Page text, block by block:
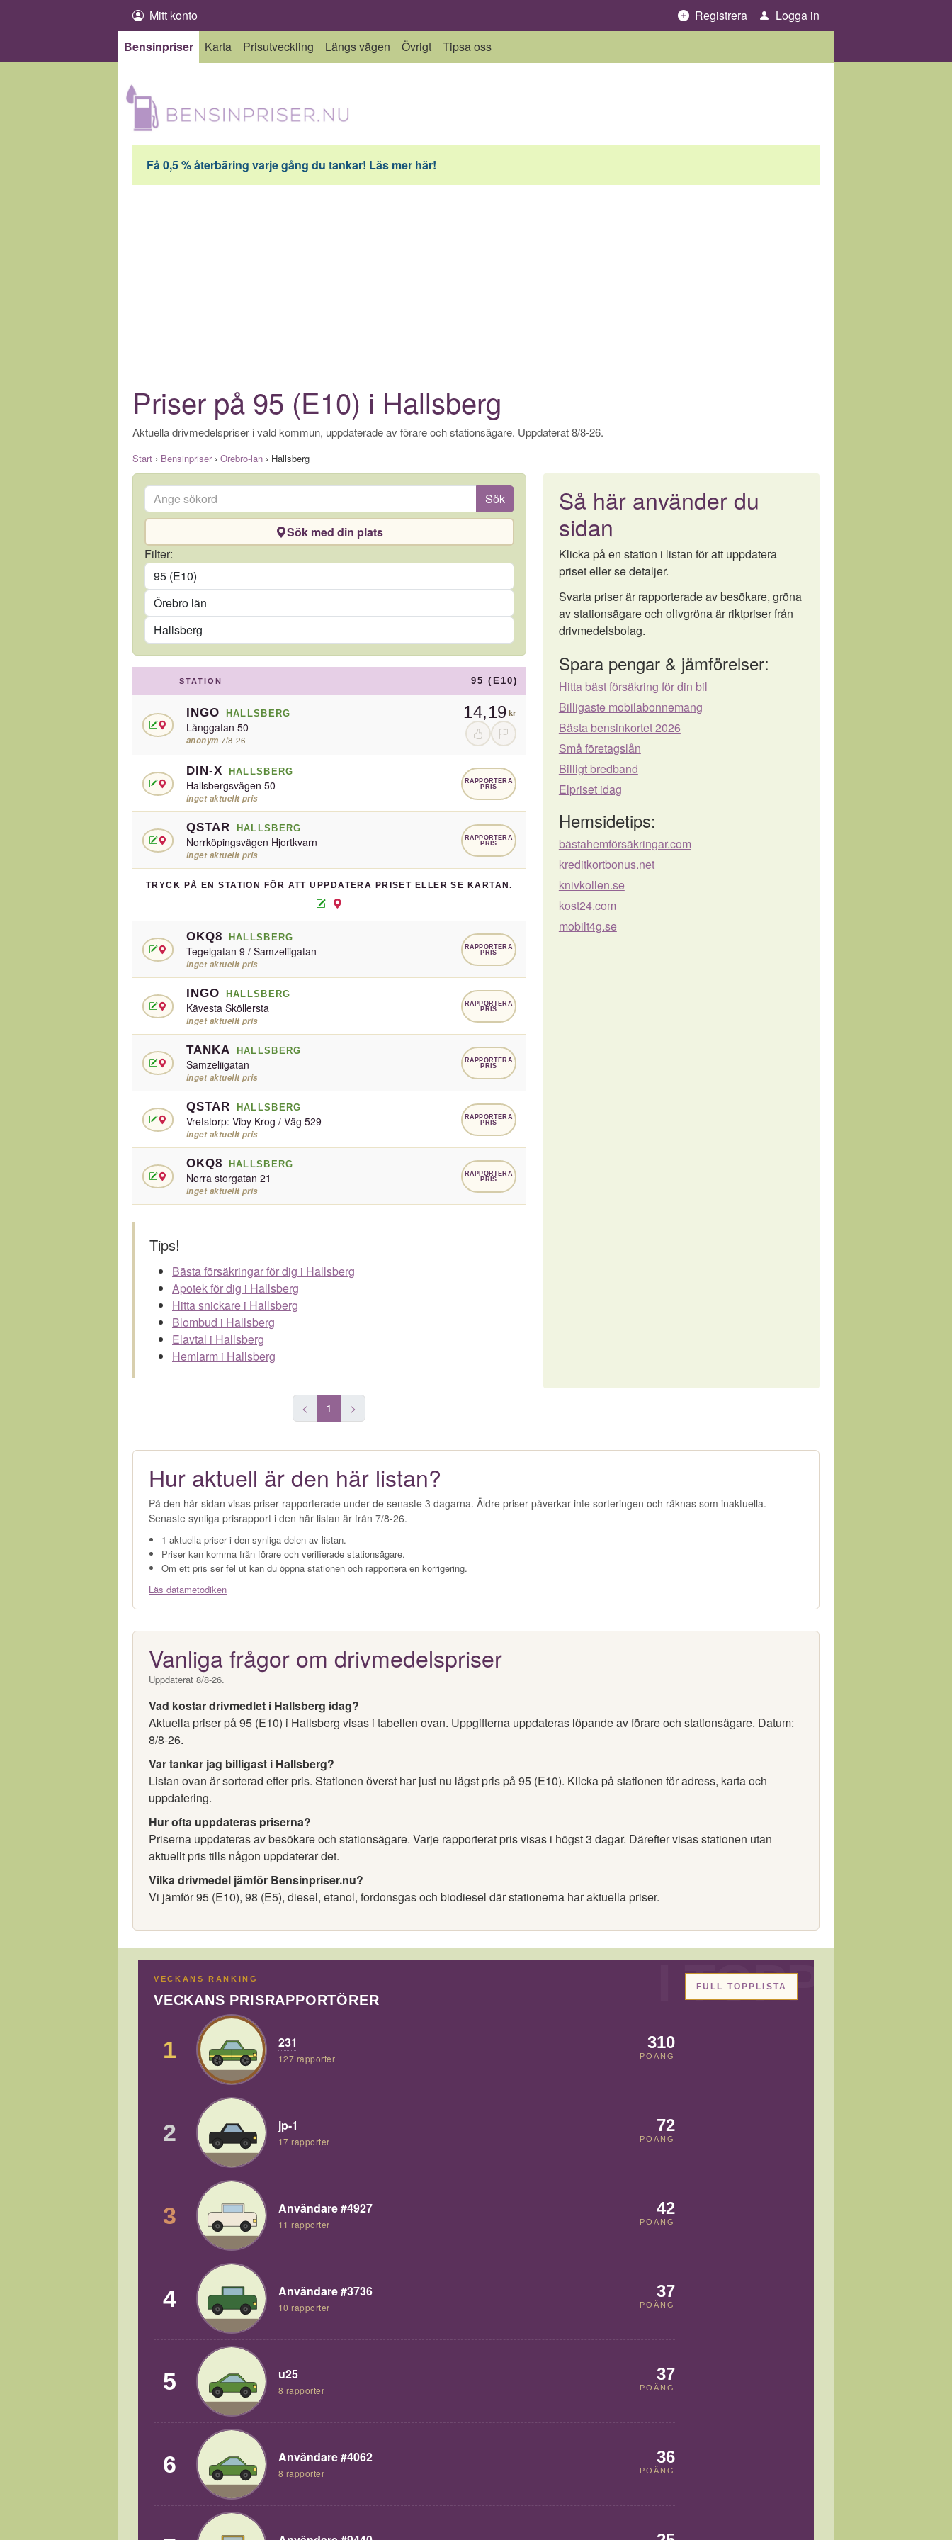
Mitt konto Registrera
Logga in
Bensinpriser
Karta Prisutveckling Längs vägen Övrigt Tipsa oss
Få 0,5 % återbäring varje gång du tankar! Läs mer här!
Priser på 95 (E10) i Hallsberg
Aktuella drivmedelspriser i vald kommun, uppdaterade av förare och stationsägare. Uppdaterat 8/8-26.
Start › Bensinpriser› Orebro-lan › Hallsberg
Ange sökord Sök
Sök med din plats
Filter:
Län
Kommun
STATION 95 (E10)
INGO HALLSBERG
Långgatan 50
anonym·7/8-26
14,19 kr
DIN-X HALLSBERG
Hallsbergsvägen 50
inget aktuellt pris
RAPPORTERA
PRIS
QSTAR HALLSBERG
Norrköpingsvägen Hjortkvarn
inget aktuellt pris
RAPPORTERA
PRIS
TRYCK PÅ EN STATION FÖR ATT UPPDATERA PRISET ELLER SE KARTAN.
OKQ8 HALLSBERG
Tegelgatan 9 / Samzeliigatan
inget aktuellt pris
RAPPORTERA
PRIS
INGO HALLSBERG
Kävesta Sköllersta
inget aktuellt pris
RAPPORTERA
PRIS
TANKA HALLSBERG
Samzeliigatan
inget aktuellt pris
RAPPORTERA
PRIS
QSTAR HALLSBERG
Vretstorp: Viby Krog / Väg 529
inget aktuellt pris
RAPPORTERA
PRIS
OKQ8 HALLSBERG
Norra storgatan 21
inget aktuellt pris
RAPPORTERA
PRIS
Tips!
Bästa försäkringar för dig i Hallsberg
Apotek för dig i Hallsberg
Hitta snickare i Hallsberg
Blombud i Hallsberg
Elavtal i Hallsberg
Hemlarm i Hallsberg
< 1 >
Så här använder du
sidan
Klicka på en station i listan för att uppdatera
priset eller se detaljer.
Svarta priser är rapporterade av besökare, gröna
av stationsägare och olivgröna är riktpriser från
drivmedelsbolag.
Spara pengar & jämförelser:
Hitta bäst försäkring för din bil
Billigaste mobilabonnemang
Bästa bensinkortet 2026
Små företagslån
Billigt bredband
Elpriset idag
Hemsidetips:
bästahemförsäkringar.com
kreditkortbonus.net
knivkollen.se
kost24.com
mobilt4g.se
Hur aktuell är den här listan?
På den här sidan visas priser rapporterade under de senaste 3 dagarna. Äldre priser påverkar inte sorteringen och räknas som inaktuella.
Senaste synliga prisrapport i den här listan är från 7/8-26.
1 aktuella priser i den synliga delen av listan.
Priser kan komma från förare och verifierade stationsägare.
Om ett pris ser fel ut kan du öppna stationen och rapportera en korrigering.
Läs datametodiken
Vanliga frågor om drivmedelspriser
Uppdaterat 8/8-26.
Vad kostar drivmedlet i Hallsberg idag?
Aktuella priser på 95 (E10) i Hallsberg visas i tabellen ovan. Uppgifterna uppdateras löpande av förare och stationsägare. Datum:
8/8-26.
Var tankar jag billigast i Hallsberg?
Listan ovan är sorterad efter pris. Stationen överst har just nu lägst pris på 95 (E10). Klicka på stationen för adress, karta och
uppdatering.
Hur ofta uppdateras priserna?
Priserna uppdateras av besökare och stationsägare. Varje rapporterat pris visas i högst 3 dagar. Därefter visas stationen utan
aktuellt pris tills någon uppdaterar det.
Vilka drivmedel jämför Bensinpriser.nu?
Vi jämför 95 (E10), 98 (E5), diesel, etanol, fordonsgas och biodiesel där stationerna har aktuella priser.
VECKANS RANKING
VECKANS PRISRAPPORTÖRER
1 231
127 rapporter
310
POÄNG
2 jp-1
17 rapporter
72
POÄNG
3 Användare #4927
11 rapporter
42
POÄNG
4 Användare #3736
10 rapporter
37
POÄNG
5 u25
8 rapporter
37
POÄNG
6 Användare #4062
8 rapporter
36
POÄNG
FULL TOPPLISTA